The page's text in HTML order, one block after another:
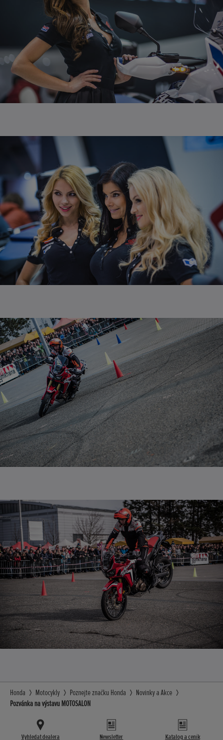
Honda Motocykly Poznejte značku Honda
Novinky a Akce
Pozvánka na výstavu MOTOSALON
Vyhledat dealera Newsletter Katalog a ceník